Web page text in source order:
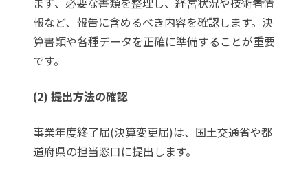
報など、報告に含めるべき内容を確認します。決
算書類や各種データを正確に準備することが重要
です。
(2) 提出方法の確認
事業年度終了届(決算変更届)は、国土交通省や都
道府県の担当窓口に提出します。